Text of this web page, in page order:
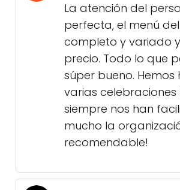
La atención del
perfecta, el menú
completo y variado
precio. Todo lo que
súper bueno. Hemos
varias celebraciones
siempre nos han
mucho la
recomendable!